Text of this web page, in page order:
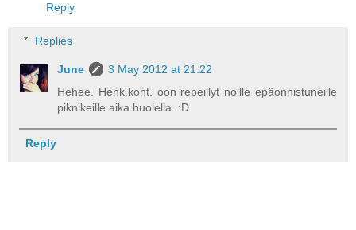
Reply
Replies
June
3 May 2012 at 21:22
Hehee. Henk.koht. oon repeillyt noille epäonnistuneille
piknikeille aika huolella. :D
Reply